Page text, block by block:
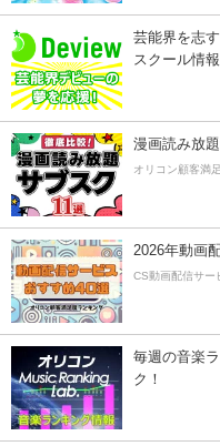
芸能界を志
スクール情
漫画読み放
オリコン顧客満
2026年動画
CS動画配信サー
毎週の音楽
ク！